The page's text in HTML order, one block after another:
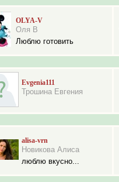
OLYA-V
Оля В
Люблю готовить
Evgenia111
Трошина Евгения
alisa-vrn
Новикова Алиса
люблю вкусно...